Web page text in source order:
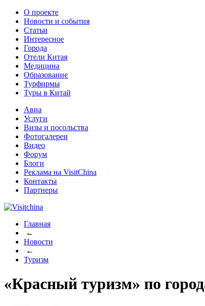
О проекте
Новости и события
Статьи
Интересное
Города
Отели Китая
Медицина
Образование
Турфирмы
Туры в Китай
Авиа
Услуги
Визы и посольства
Фотогалереи
Видео
Форум
Блоги
Реклама на VisitChina
Контакты
Партнеры
Главная
←
Новости
←
Туризм
«Красный туризм» по